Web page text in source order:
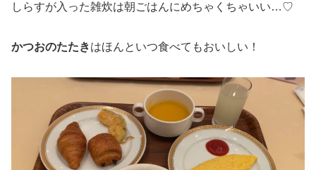
しらすが入った雑炊は朝ごはんにめちゃくちゃいい…♡
かつおのたたきはほんといつ食べてもおいしい！